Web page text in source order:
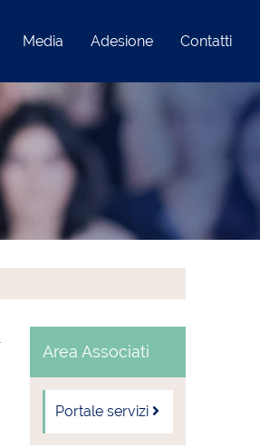
Media Adesione Contatti
Area Associati
Portale servizi